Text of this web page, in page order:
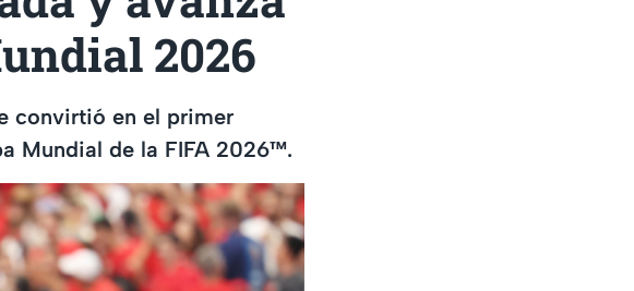
2026
convirtió en el primer
Mundial de la FIFA 2026™.